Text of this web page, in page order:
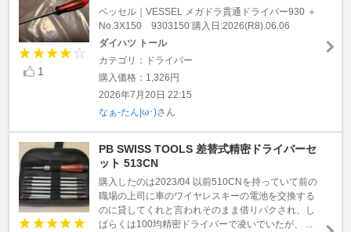
1
ベッセル｜VESSEL メガドラ貫通ドライバー930 ＋
No.3X150 9303150 購入日:2026(R8).06.06
ダイハツ トール
カテゴリ：ドライバー
購入価格：1,326円
2026年7月20日 22:15
なぁ-たん|ω･)さん
PB SWISS TOOLS 差替式精密ドライバーセ
ット 513CN
購入したのは2023/04 以前510CNを持っていて前の
職場の上司に車のワイヤレスキーの電池を交換する
のに貸してくれと言われそのまま借りパクされ、し
ばらくは100均精密ドライバーで凌いでいたが、 ...